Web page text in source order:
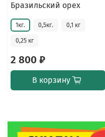
Бразильский орех
1кг. 0,5кг. 0,1 кг
0,25 кг
2 800 ₽
В корзину